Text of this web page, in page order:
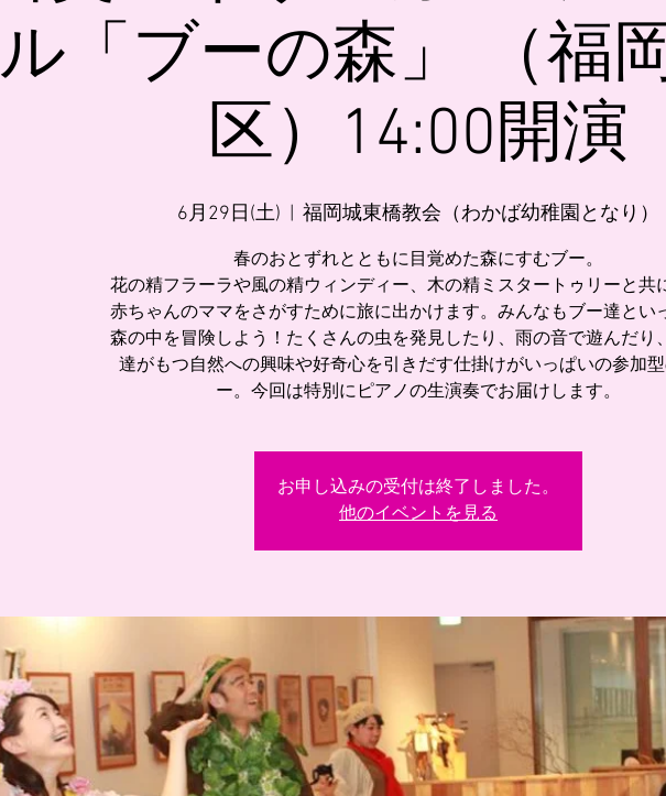
ル「ブーの森」 （福
区）14:00開演
6月29日(土) 福岡城東橋教会（わかば幼稚園となり）
春のおとずれとともに目覚めた森にすむブー。
花の精フラーラや風の精ウィンディー、木の精ミスタートゥリーと共
赤ちゃんのママをさがすために旅に出かけます。みんなもブー達とい
森の中を冒険しよう！たくさんの虫を発見したり、雨の音で遊んだり
達がもつ自然への興味や好奇心を引きだす仕掛けがいっぱいの参加
ー。今回は特別にピアノの生演奏でお届けします。
お申し込みの受付は終了しました。
他のイベントを見る